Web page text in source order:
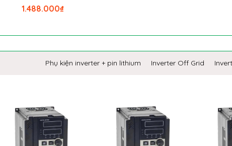
₫
1.488.000
Phụ kiện inverter + pin lithium Inverter Off Grid